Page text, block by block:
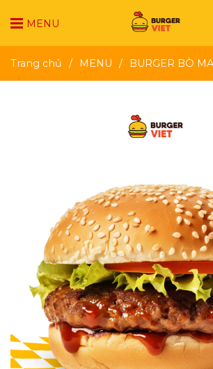
MENU
Trang chủ / MENU / BURGER BÒ